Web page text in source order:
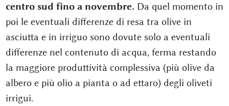
centro sud fino a novembre. Da quel momento in
poi le eventuali differenze di resa tra olive in
asciutta e in irriguo sono dovute solo a eventuali
differenze nel contenuto di acqua, ferma restando
la maggiore produttività complessiva (più olive da
albero e più olio a pianta o ad ettaro) degli oliveti
irrigui.